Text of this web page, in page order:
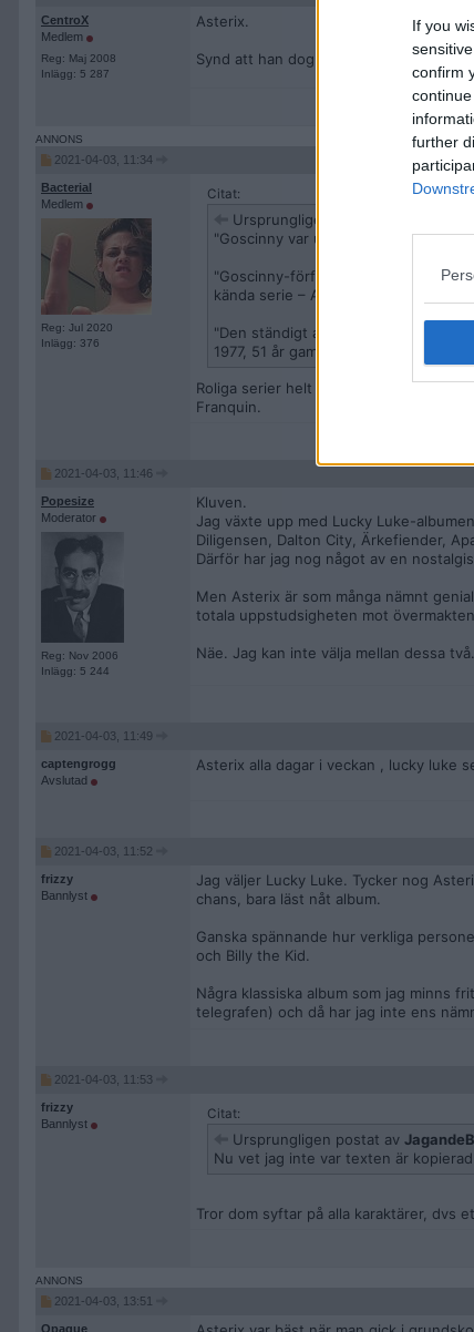
If you
confirm
further
CentroX
Medlem
Reg: Maj 2008
Inlägg: 5 287
Asterix.
Synd att han dog så ung. Hade vart
2021-04-03, 11:34
Bacterial
Medlem
Reg: Jul 2020
Inlägg: 376
Citat:
Ursprungligen postat av
"Goscinny var under många år
"Goscinny-författade verk har sålts i
kända serie – Asterix – finns översatt
"Den ständigt aktive Goscinny
1977, 51 år gammal."
Roliga serier helt klart. Lucky Luke är
Franquin.
2021-04-03, 11:46
Popesize
Moderator
Reg: Nov 2006
Inlägg: 5 244
Kluven.
Jag växte upp med Lucky Luke-
Diligensen, Dalton City, Ärkefiender,
Därför har jag nog något av en
Men Asterix är som många nämnt
totala uppstudsigheten mot
Näe. Jag kan inte välja mellan dessa
2021-04-03, 11:49
captengrogg
Avslutad
Asterix alla dagar i veckan , lucky luke
2021-04-03, 11:52
frizzy
Bannlyst
Jag väljer Lucky Luke. Tycker nog
chans, bara läst nåt album.
Ganska spännande hur verkliga
och Billy the Kid.
Några klassiska album som jag minns
telegrafen) och då har jag inte ens
2021-04-03, 11:53
frizzy
Bannlyst
Citat:
Ursprungligen postat av
Nu vet jag inte var texten är
Tror dom syftar på alla karaktärer, dvs
2021-04-03, 13:51
Opaque